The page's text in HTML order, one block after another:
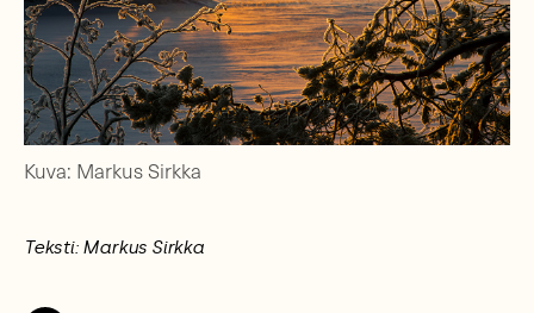
Kuva: Markus Sirkka
Teksti: Markus Sirkka